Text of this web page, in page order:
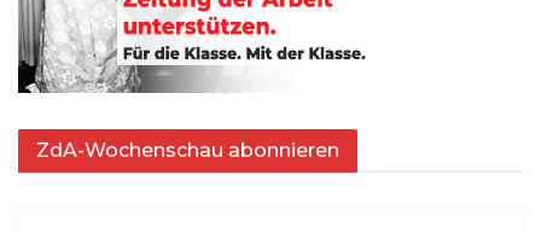
ZdA-Wochenschau abonnieren